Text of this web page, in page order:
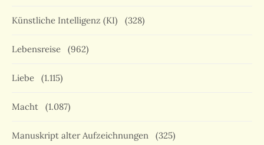
Künstliche Intelligenz (KI) (328)
Lebensreise (962)
Liebe (1.115)
Macht (1.087)
Manuskript alter Aufzeichnungen (325)